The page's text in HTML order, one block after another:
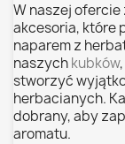
W naszej
akcesoria, które
naparem z
naszychkubków,
stworzyć
herbacianych.
dobrany, aby
aromatu.